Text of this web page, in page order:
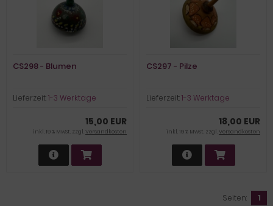
CS298 - Blumen
Lieferzeit:1-3 Werktage
15,00 EUR
inkl. 19 % MwSt. zzgl.Versandkosten
CS297 - Pilze
Lieferzeit:1-3 Werktage
18,00 EUR
inkl. 19 % MwSt. zzgl.Versandkosten
Seiten: 1